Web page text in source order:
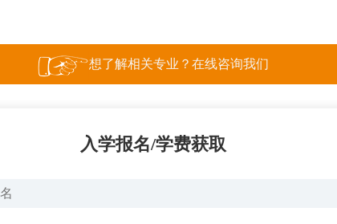
想了解相关专业？在线咨询我们
入学报名/学费获取